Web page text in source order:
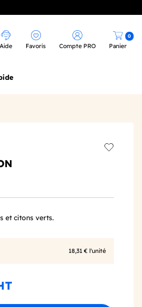
Aide Favoris Compte PRO Panier
0
et citons verts.
18,31 € l'unité